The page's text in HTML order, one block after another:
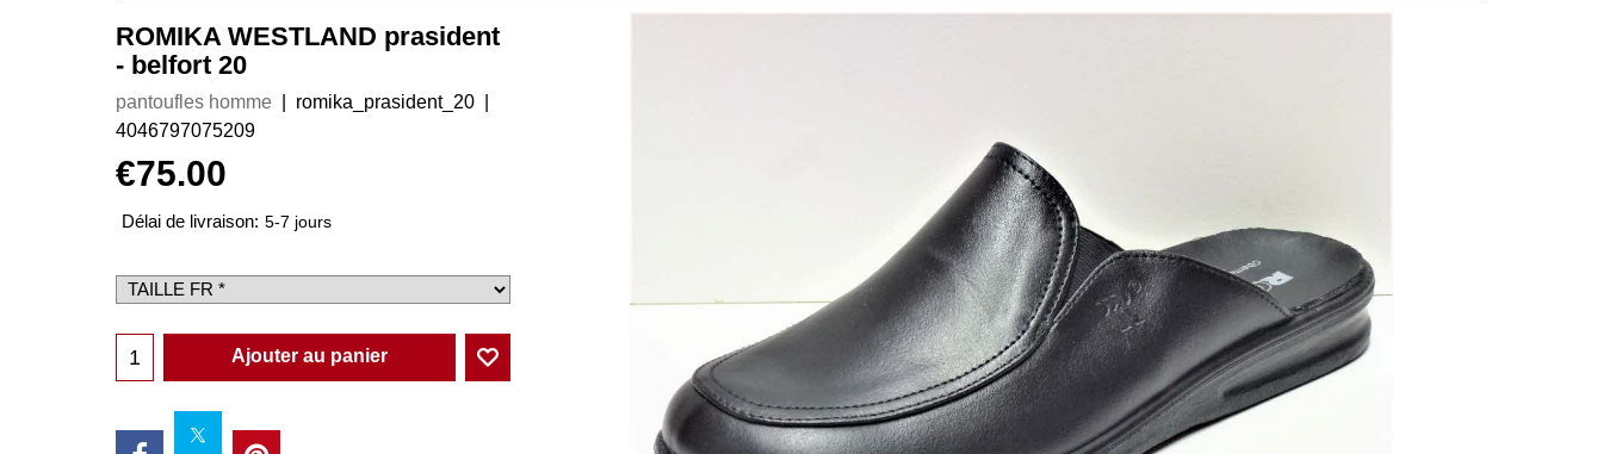
ROMIKA WESTLAND prasident
- belfort 20
pantoufles homme
romika_prasident_20
4046797075209
€75.00
Délai de livraison: 5-7 jours
Ajouter au panier